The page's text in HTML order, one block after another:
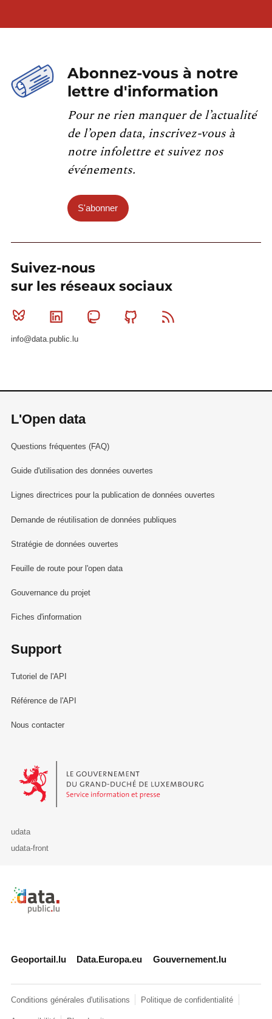
Abonnez-vous à notre
lettre d'information
Pour ne rien manquer de l’actualité
de l’open data, inscrivez-vous à
notre infolettre et suivez nos
événements.
S'abonner
Suivez-nous
sur les réseaux sociaux
Bluesky Linkedin MastodonGithub
info@data.public.lu
L'Open data
Questions fréquentes (FAQ)
Guide d'utilisation des données ouvertes
Lignes directrices pour la publication de données ouvertes
Demande de réutilisation de données publiques
Stratégie de données ouvertes
Feuille de route pour l'open data
Gouvernance du projet
Fiches d'information
Support
Tutoriel de l'API
Référence de l'API
Nous contacter
Le Gouvernement du Grand-Duché de Luxembourg - Service
udata
udata-front
Retour à l'accueil de data.public.lu
Geoportail.lu Data.Europa.eu Gouvernement.lu
Conditions générales d'utilisations Politique de confidentialité